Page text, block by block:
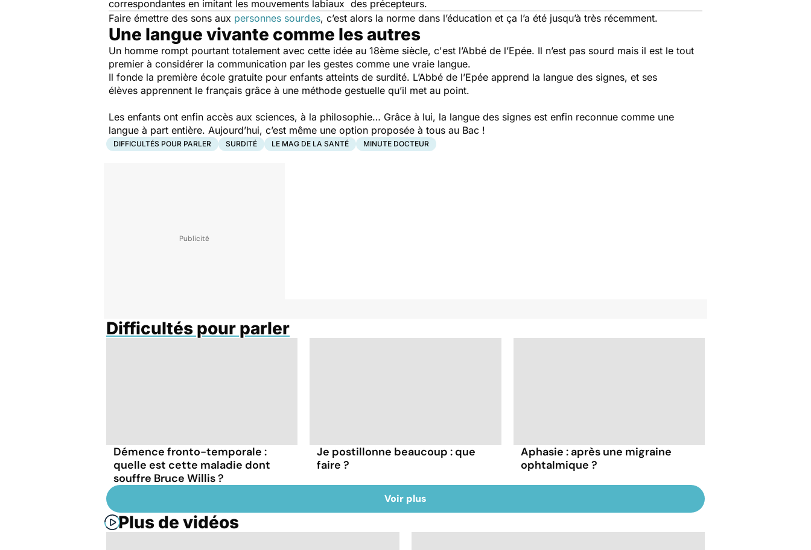
correspondantes en imitant les mouvements labiaux des précepteurs.
Faire émettre des sons aux personnes sourdes, c’est alors la norme dans l’éducation et ça l’a été jusqu’à très récemment.
Une langue vivante comme les autres
Un homme rompt pourtant totalement avec cette idée au 18ème siècle, c'est l’Abbé de l’Epée. Il n’est pas sourd mais il est le tout
premier à considérer la communication par les gestes comme une vraie langue.
Il fonde la première école gratuite pour enfants atteints de surdité. L’Abbé de l’Epée apprend la langue des signes, et ses
élèves apprennent le français grâce à une méthode gestuelle qu’il met au point.
Les enfants ont enfin accès aux sciences, à la philosophie… Grâce à lui, la langue des signes est enfin reconnue comme une
langue à part entière. Aujourd’hui, c’est même une option proposée à tous au Bac !
DIFFICULTÉS POUR PARLER SURDITÉ LE MAG DE LA SANTÉ MINUTE DOCTEUR
Difficultés pour parler
Démence fronto-temporale :
quelle est cette maladie dont
souffre Bruce Willis ?
Je postillonne beaucoup : que
faire ?
Aphasie : après une migraine
ophtalmique ?
Voir plus
Plus de vidéos